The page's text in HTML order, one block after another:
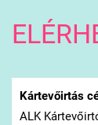
Kártevőirtás
ALK